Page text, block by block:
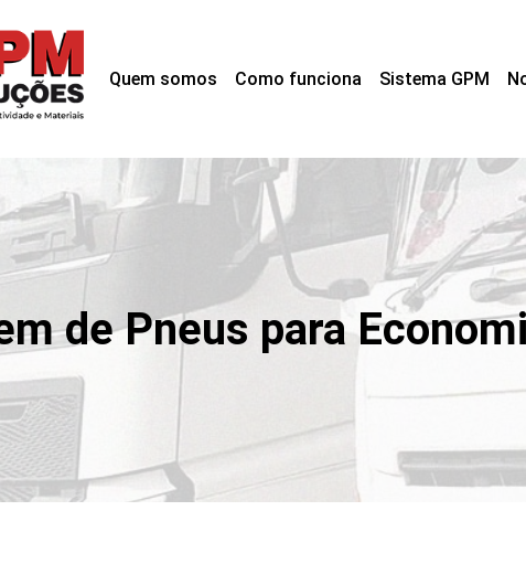
Quem somos Como funciona Sistema GPM
de Pneus para